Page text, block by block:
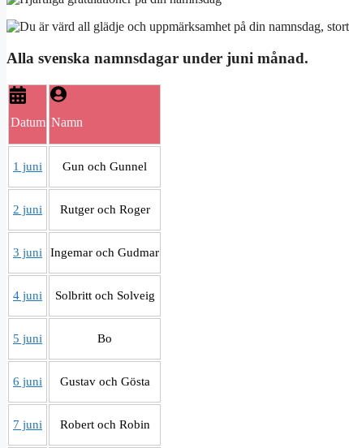
Alla svenska namnsdagar under juni månad.
Datum Namn
1 juni Gun och Gunnel
2 juni Rutger och Roger
3 juni Ingemar och Gudmar
4 juni Solbritt och Solveig
5 juni Bo
6 juni Gustav och Gösta
7 juni Robert och Robin